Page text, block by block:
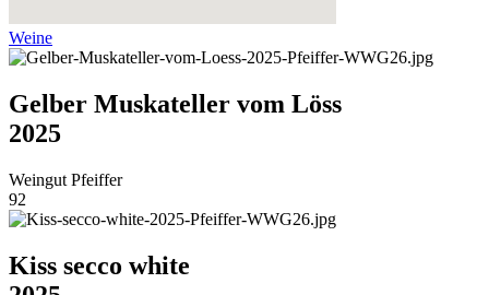
Weine
Gelber Muskateller vom Löss
2025
Weingut Pfeiffer
92
Kiss secco white